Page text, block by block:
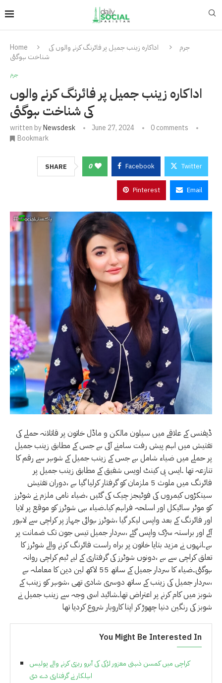
Home جرم
اداکارہ زینب جمیل پر فائرنگ کرنے والوں کی
شناخت ہوگئی
جرم
اداکارہ زینب جمیل پر فائرنگ کرنے والوں
کی شناخت ہوگئی
written byNewsdesk June 27, 2024
0 comments
Bookmark
SHARE 0 Facebook Twitter
Pinterest Email
ڈیفنس کے علاقے میں سیلون مالکن و ماڈل خاتون پر قاتلانہ حملے کی
تفتیش میں اہم پیش رفت سامنے آئی ہے جس کے مطابق زینب جمیل
پر حملے میں ضیاء شامل ہے جس کے زینب جمیل کے شوہر سے رقم کا
تنازعہ تھا ۔ایس پی کینٹ اویس شفیق کے مطابق زینب جمیل پر
فائرنگ میں ملوث 5 ملزمان کو گرفتار کرلیا گیا ہے ،دوران تفتیش
سینکڑوں کیمروں کی فوٹیجز چیک کی گئیں ،ضیاء نامی ملزم نے شوٹرز
کو موٹر سائیکل اور اسلحہ فراہم کیا۔ضیاء ہی شوٹرز کو موقع پر لایا
اور فائرنگ کے بعد واپس لیکر گیا ،شوٹرز ہوائی جہاز پر کراچی سے لاہور
آئے اور براستہ سڑک واپس گئے ،سردار جمیل تیس جون تک ضمانت پر
ہے۔انہوں نے مزید بتایا خاتون پر براہ راست فائرنگ کرنے والے شوٹرز کا
تعلق کراچی سے ہے ،دونوں شوٹرز کی گرفتاری کے لیے ٹیم کراچی روانہ
ہوگئی۔ضیاء کا سردار جمیل کے ساتھ 55 لاکھ لین دین کا معاملہ ہے
،سردار جمیل کی زینب کے ساتھ دوسری شادی تھی ،شوہر کو زینب کے
شوبز میں کام کرنے پر اعتراض تھا۔شائید اسی وجہ سے زینب جمیل نے
شوبز کی رنگین دنیا چھوڑ کر اپنا کاروبار شروع کردیا تھا
You Might Be Interested In
کراچی میں کمسن ذہنی معزور لڑکی کی آبرو ریزی کرنے والے پولیس
اہلکار نے گرفتاری دے دی